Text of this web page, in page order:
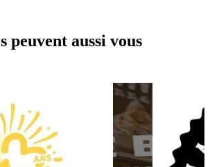
peuvent aussi vous